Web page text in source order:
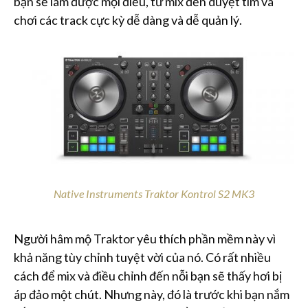
chơi các track cực kỳ dễ dàng và dễ quản lý.
Native Instruments Traktor Kontrol S2 MK3
Người hâm mộ Traktor yêu thích phần mềm này vì
khả năng tùy chỉnh tuyệt vời của nó. Có rất nhiều
cách để mix và điều chỉnh đến nỗi bạn sẽ thấy hơi bị
áp đảo một chút. Nhưng này, đó là trước khi bạn nắm